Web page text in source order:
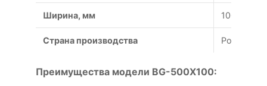
Ширина, мм 100
Страна производства Россия
Преимущества модели BG-500X100: